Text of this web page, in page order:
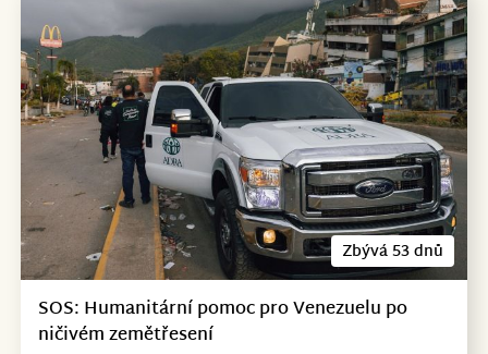
Zbývá 53 dnů
SOS: Humanitární pomoc pro Venezuelu po
ničivém zemětřesení